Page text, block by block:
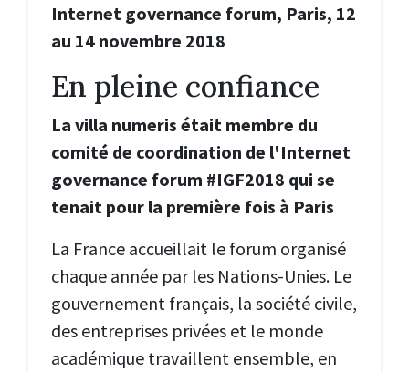
Internet governance forum, Paris, 12
au 14 novembre 2018
En pleine confiance
La villa numeris était membre du
comité de coordination de l'Internet
governance forum #IGF2018 qui se
tenait pour la première fois à Paris
La France accueillait le forum organisé
chaque année par les Nations-Unies. Le
gouvernement français, la société civile,
des entreprises privées et le monde
académique travaillent ensemble, en